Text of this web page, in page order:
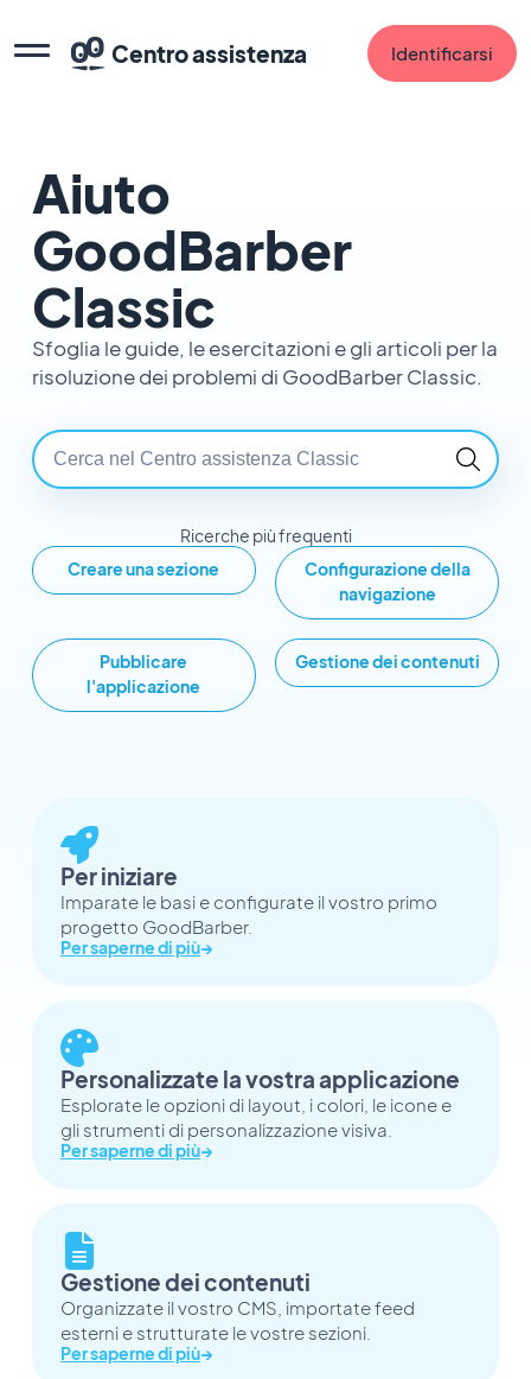
Centro assistenza Identificarsi
Aiuto
GoodBarber
Classic
Sfoglia le guide, le esercitazioni e gli articoli per la
risoluzione dei problemi di GoodBarber Classic.
Ricerche più frequenti
Creare una sezione
Configurazione della
navigazione
Pubblicare
l'applicazione
Gestione dei contenuti
Per iniziare
Imparate le basi e configurate il vostro primo
progetto GoodBarber.
Per saperne di più→
Personalizzate la vostra applicazione
Esplorate le opzioni di layout, i colori, le icone e
gli strumenti di personalizzazione visiva.
Per saperne di più→
Gestione dei contenuti
Organizzate il vostro CMS, importate feed
esterni e strutturate le vostre sezioni.
Per saperne di più→